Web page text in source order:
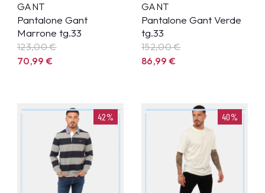
GANT
Pantalone Gant
Marrone tg.33
123,00 €
70,99€
GANT
Pantalone Gant Verde
tg.33
152,00 €
86,99€
42% 40%